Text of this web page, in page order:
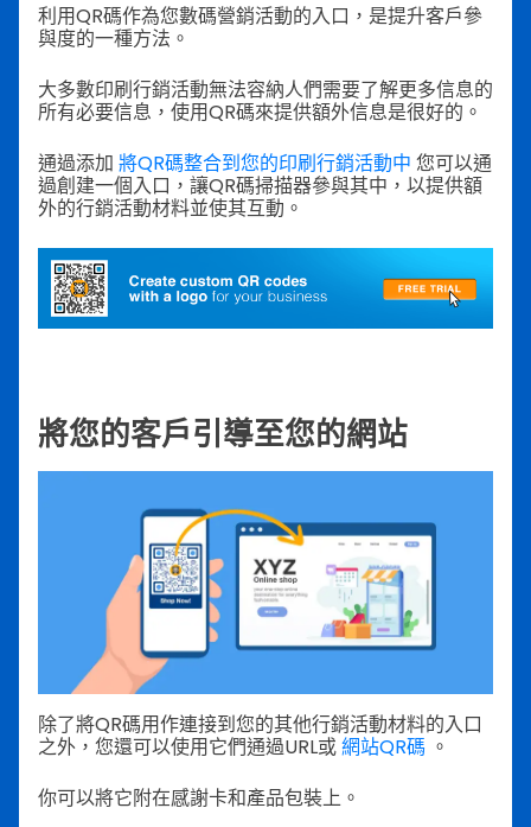
利用QR碼作為您數碼營銷活動的入口，是提升客戶參
與度的一種方法。
大多數印刷行銷活動無法容納人們需要了解更多信息的
所有必要信息，使用QR碼來提供額外信息是很好的。
通過添加 將QR碼整合到您的印刷行銷活動中 您可以通
過創建一個入口，讓QR碼掃描器參與其中，以提供額
外的行銷活動材料並使其互動。
將您的客戶引導至您的網站
除了將QR碼用作連接到您的其他行銷活動材料的入口
之外，您還可以使用它們通過URL或網站QR碼 。
你可以將它附在感謝卡和產品包裝上。